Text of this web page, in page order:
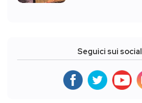
Seguici sui social